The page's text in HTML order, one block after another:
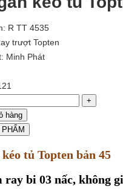
R TT 4535
trượt Topten
Minh Phát
+
hàng
tủ Topten bản 45
ray bi 03 nấc, không